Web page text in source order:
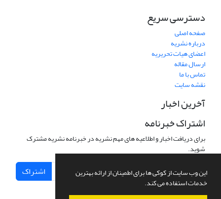
این وب سایت از کوکی ها برای اطمینان از ارائه بهترین
خدمات استفاده می کند.
دسترسی سریع
صفحه اصلی
درباره نشریه
اعضای هیات تحریریه
ارسال مقاله
تماس با ما
نقشه سایت
آخرین اخبار
اشتراک خبرنامه
برای دریافت اخبار و اطلاعیه های مهم نشریه در خبرنامه نشریه مشترک
شوید.
اشتراک